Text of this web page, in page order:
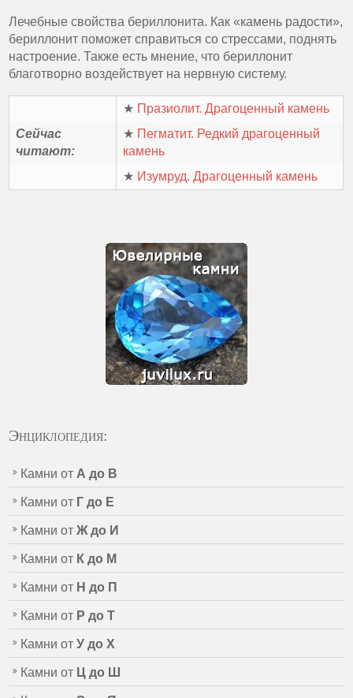
Лечебные свойства бериллонита. Как «камень радости»,
бериллонит поможет справиться со стрессами, поднять
настроение. Также есть мнение, что бериллонит
благотворно воздействует на нервную систему.
★ Празиолит. Драгоценный камень
Сейчас
читают:
★ Пегматит. Редкий драгоценный
камень
★ Изумруд. Драгоценный камень
Энциклопедия:
Камни от А до В
Камни от Г до Е
Камни отЖ до И
Камни от К до М
Камни от Н до П
Камни от Р до Т
Камни отУ до Х
Камни от Ц до Ш